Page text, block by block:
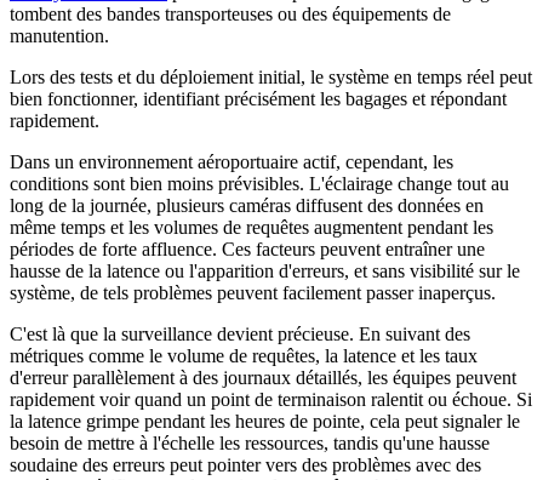
tombent des bandes transporteuses ou des équipements de
manutention.
Lors des tests et du déploiement initial, le système en temps réel peut
bien fonctionner, identifiant précisément les bagages et répondant
rapidement.
Dans un environnement aéroportuaire actif, cependant, les
conditions sont bien moins prévisibles. L'éclairage change tout au
long de la journée, plusieurs caméras diffusent des données en
même temps et les volumes de requêtes augmentent pendant les
périodes de forte affluence. Ces facteurs peuvent entraîner une
hausse de la latence ou l'apparition d'erreurs, et sans visibilité sur le
système, de tels problèmes peuvent facilement passer inaperçus.
C'est là que la surveillance devient précieuse. En suivant des
métriques comme le volume de requêtes, la latence et les taux
d'erreur parallèlement à des journaux détaillés, les équipes peuvent
rapidement voir quand un point de terminaison ralentit ou échoue. Si
la latence grimpe pendant les heures de pointe, cela peut signaler le
besoin de mettre à l'échelle les ressources, tandis qu'une hausse
soudaine des erreurs peut pointer vers des problèmes avec des